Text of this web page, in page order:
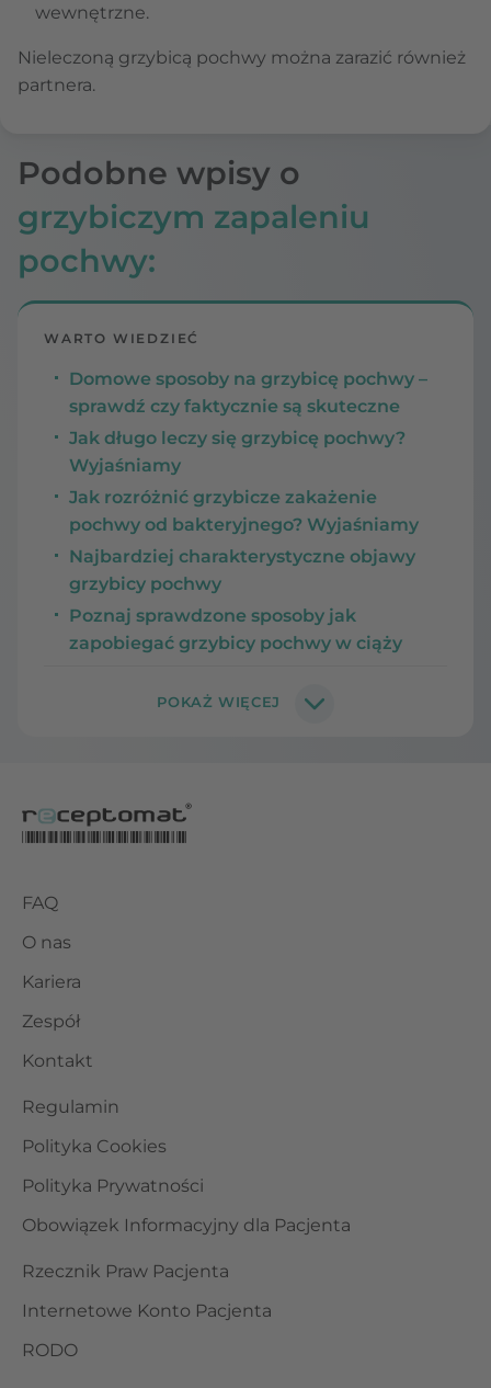
wewnętrzne.
Nieleczoną grzybicą pochwy można zarazić również
partnera.
Podobne wpisy o
grzybiczym zapaleniu
pochwy:
WARTO WIEDZIEĆ
Domowe sposoby na grzybicę pochwy –
sprawdź czy faktycznie są skuteczne
Jak długo leczy się grzybicę pochwy?
Wyjaśniamy
Jak rozróżnić grzybicze zakażenie
pochwy od bakteryjnego? Wyjaśniamy
Najbardziej charakterystyczne objawy
grzybicy pochwy
Poznaj sprawdzone sposoby jak
zapobiegać grzybicy pochwy w ciąży
FAQ
O nas
Kariera
Zespół
Kontakt
Regulamin
Polityka Cookies
Polityka Prywatności
Obowiązek Informacyjny dla Pacjenta
Rzecznik Praw Pacjenta
Internetowe Konto Pacjenta
RODO